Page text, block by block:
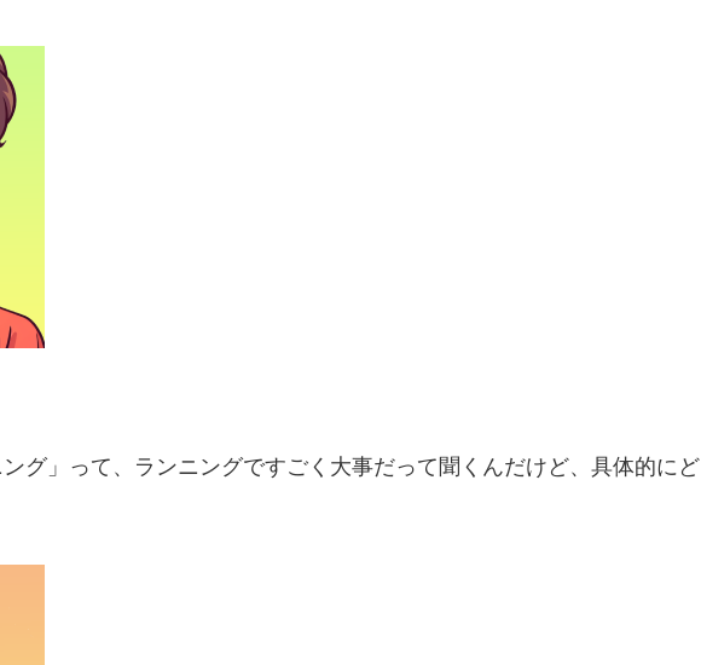
グ」って、ランニングですごく大事だって聞くんだけど、具体的にど